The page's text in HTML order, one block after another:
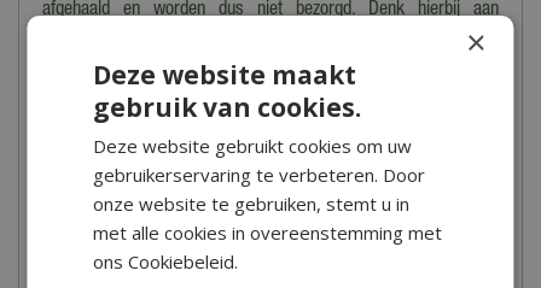
afgehaald en worden dus niet bezorgd. Denk hierbij aan
breekbare, kwetsbare, zware of moeilijk te vervoeren producten.
In dit geval zie je de tekst 'dit product kan alleen worden
opgehaald, niet verzonden' staan bij het product en in het
bestelproces.
Heb je meer vragen over het bestellen, bezorgen en/of afhalen
hierde veelgestelde vragen bekijken. Kom je er toch niet
uit? Dan kun je altijd contact opnemen met onze klantenservice
×
Deze website maakt
gebruik van cookies.
Deze website gebruikt cookies om uw
gebruikerservaring te verbeteren. Door
onze website te gebruiken, stemt u in
met alle cookies in overeenstemming met
ons Cookiebeleid.